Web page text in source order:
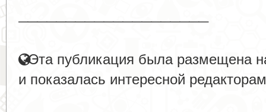
Эта публикация была размещена
и показалась интересной